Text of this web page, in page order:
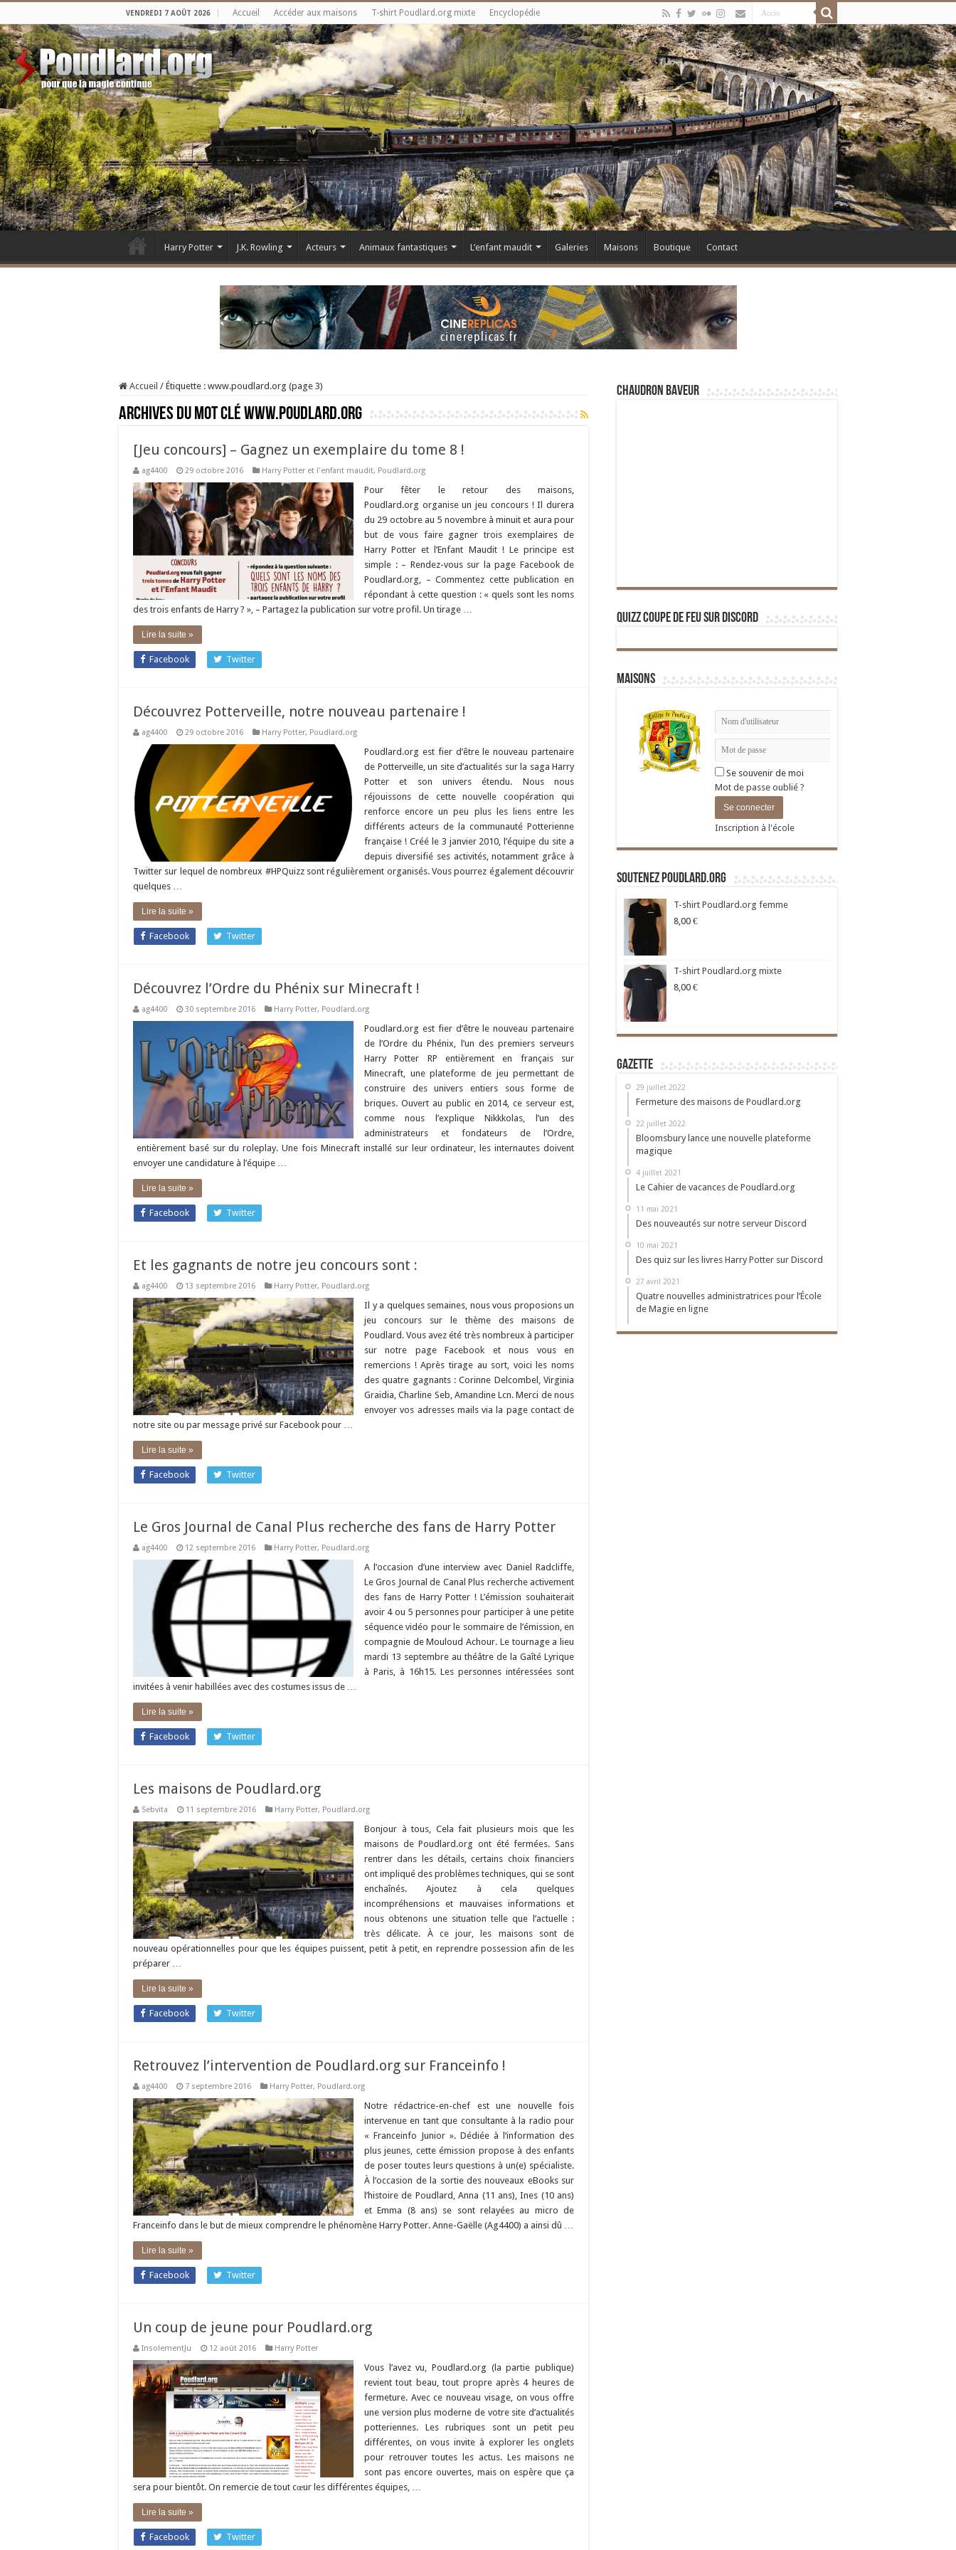
VENDREDI 7 AOÛT 2026 Accueil Accéder aux maisons T-shirt Poudlard.org mixte Encyclopédie
Harry Potter J.K. Rowling Acteurs Animaux fantastiques L’enfant maudit Galeries Maisons Boutique Contact
Accueil / Étiquette : www.poudlard.org (page 3)
Archives du mot cléwww.poudlard.org
[Jeu concours] – Gagnez un exemplaire du tome 8 !
ag4400 29 octobre 2016 Harry Potter et l'enfant maudit, Poudlard.org
Pour fêter le retour des maisons,
Poudlard.org organise un jeu concours ! Il durera
du 29 octobre au 5 novembre à minuit et aura pour
but de vous faire gagner trois exemplaires de
Harry Potter et l’Enfant Maudit ! Le principe est
simple : – Rendez-vous sur la page Facebook de
Poudlard.org, – Commentez cette publication en
répondant à cette question : « quels sont les noms
des trois enfants de Harry ? », – Partagez la publication sur votre profil. Un tirage …
Lire la suite »
Facebook Twitter
Découvrez Potterveille, notre nouveau partenaire !
ag4400 29 octobre 2016 Harry Potter, Poudlard.org
Poudlard.org est fier d’être le nouveau partenaire
de Potterveille, un site d’actualités sur la saga Harry
Potter et son univers étendu. Nous nous
réjouissons de cette nouvelle coopération qui
renforce encore un peu plus les liens entre les
différents acteurs de la communauté Potterienne
française ! Créé le 3 janvier 2010, l’équipe du site a
depuis diversifié ses activités, notamment grâce à
Twitter sur lequel de nombreux #HPQuizz sont régulièrement organisés. Vous pourrez également découvrir
quelques …
Lire la suite »
Facebook Twitter
Découvrez l’Ordre du Phénix sur Minecraft !
ag4400 30 septembre 2016 Harry Potter, Poudlard.org
Poudlard.org est fier d’être le nouveau partenaire
de l’Ordre du Phénix, l’un des premiers serveurs
Harry Potter RP entièrement en français sur
Minecraft, une plateforme de jeu permettant de
construire des univers entiers sous forme de
briques. Ouvert au public en 2014, ce serveur est,
comme nous l’explique Nikkkolas, l’un des
administrateurs et fondateurs de l’Ordre,
entièrement basé sur du roleplay. Une fois Minecraft installé sur leur ordinateur, les internautes doivent
envoyer une candidature à l’équipe …
Lire la suite »
Facebook Twitter
Et les gagnants de notre jeu concours sont :
ag4400 13 septembre 2016 Harry Potter, Poudlard.org
Il y a quelques semaines, nous vous proposions un
jeu concours sur le thème des maisons de
Poudlard. Vous avez été très nombreux à participer
sur notre page Facebook et nous vous en
remercions ! Après tirage au sort, voici les noms
des quatre gagnants : Corinne Delcombel, Virginia
Graidia, Charline Seb, Amandine Lcn. Merci de nous
envoyer vos adresses mails via la page contact de
notre site ou par message privé sur Facebook pour …
Lire la suite »
Facebook Twitter
Le Gros Journal de Canal Plus recherche des fans de Harry Potter
ag4400 12 septembre 2016 Harry Potter, Poudlard.org
A l’occasion d’une interview avec Daniel Radcliffe,
Le Gros Journal de Canal Plus recherche activement
des fans de Harry Potter ! L’émission souhaiterait
avoir 4 ou 5 personnes pour participer à une petite
séquence vidéo pour le sommaire de l’émission, en
compagnie de Mouloud Achour. Le tournage a lieu
mardi 13 septembre au théâtre de la Gaîté Lyrique
à Paris, à 16h15. Les personnes intéressées sont
invitées à venir habillées avec des costumes issus de …
Lire la suite »
Facebook Twitter
Les maisons de Poudlard.org
Sebvita 11 septembre 2016 Harry Potter, Poudlard.org
Bonjour à tous, Cela fait plusieurs mois que les
maisons de Poudlard.org ont été fermées. Sans
rentrer dans les détails, certains choix financiers
ont impliqué des problèmes techniques, qui se sont
enchaînés. Ajoutez à cela quelques
incompréhensions et mauvaises informations et
nous obtenons une situation telle que l’actuelle :
très délicate. À ce jour, les maisons sont de
nouveau opérationnelles pour que les équipes puissent, petit à petit, en reprendre possession afin de les
préparer …
Lire la suite »
Facebook Twitter
Retrouvez l’intervention de Poudlard.org sur Franceinfo !
ag4400 7 septembre 2016 Harry Potter, Poudlard.org
Notre rédactrice-en-chef est une nouvelle fois
intervenue en tant que consultante à la radio pour
« Franceinfo Junior ». Dédiée à l’information des
plus jeunes, cette émission propose à des enfants
de poser toutes leurs questions à un(e) spécialiste.
À l’occasion de la sortie des nouveaux eBooks sur
l’histoire de Poudlard, Anna (11 ans), Ines (10 ans)
et Emma (8 ans) se sont relayées au micro de
Franceinfo dans le but de mieux comprendre le phénomène Harry Potter. Anne-Gaëlle (Ag4400) a ainsi dû …
Lire la suite »
Facebook Twitter
Un coup de jeune pour Poudlard.org
InsolementJu 12 août 2016 Harry Potter
Vous l’avez vu, Poudlard.org (la partie publique)
revient tout beau, tout propre après 4 heures de
fermeture. Avec ce nouveau visage, on vous offre
une version plus moderne de votre site d’actualités
potteriennes. Les rubriques sont un petit peu
différentes, on vous invite à explorer les onglets
pour retrouver toutes les actus. Les maisons ne
sont pas encore ouvertes, mais on espère que ça
sera pour bientôt. On remercie de tout cœur les différentes équipes, …
Lire la suite »
Facebook Twitter
Chaudron Baveur
Quizz Coupe de Feu sur Discord
Maisons
Se souvenir de moi
Mot de passe oublié ?
Inscription à l'école
Soutenez Poudlard.org
T-shirt Poudlard.org femme
8,00 €
T-shirt Poudlard.org mixte
8,00 €
Gazette
29 juillet 2022
Fermeture des maisons de Poudlard.org
22 juillet 2022
Bloomsbury lance une nouvelle plateforme
magique
4 juillet 2021
Le Cahier de vacances de Poudlard.org
11 mai 2021
Des nouveautés sur notre serveur Discord
10 mai 2021
Des quiz sur les livres Harry Potter sur Discord
27 avril 2021
Quatre nouvelles administratrices pour l’École
de Magie en ligne